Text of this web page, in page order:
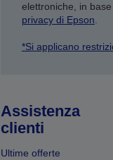
elettroniche, in
privacy di Epson.
*Si applicano
Assistenza
clienti
Ultime offerte